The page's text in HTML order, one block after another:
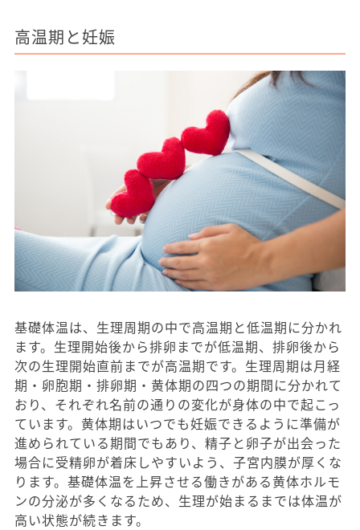
高温期と妊娠
基礎体温は、生理周期の中で高温期と低温期に分かれ
ます。生理開始後から排卵までが低温期、排卵後から
次の生理開始直前までが高温期です。生理周期は月経
期・卵胞期・排卵期・黄体期の四つの期間に分かれて
おり、それぞれ名前の通りの変化が身体の中で起こっ
ています。黄体期はいつでも妊娠できるように準備が
進められている期間でもあり、精子と卵子が出会った
場合に受精卵が着床しやすいよう、子宮内膜が厚くな
ります。基礎体温を上昇させる働きがある黄体ホルモ
ンの分泌が多くなるため、生理が始まるまでは体温が
高い状態が続きます。